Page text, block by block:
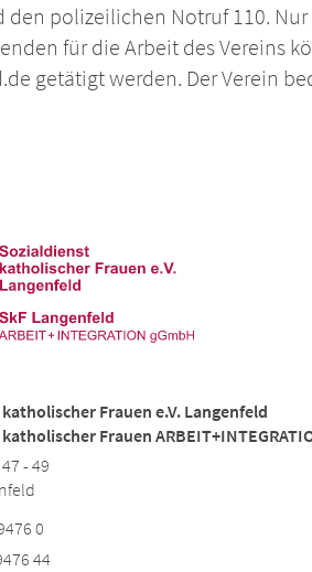
den polizeilichen Notruf 110.
für die Arbeit des Vereins
getätigt werden. Der Verein
Frauen e.V. Langenfeld
Frauen
- 49
0
44